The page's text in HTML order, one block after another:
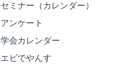
セミナー（カレンダー）
アンケート
学会カレンダー
エビでやんす